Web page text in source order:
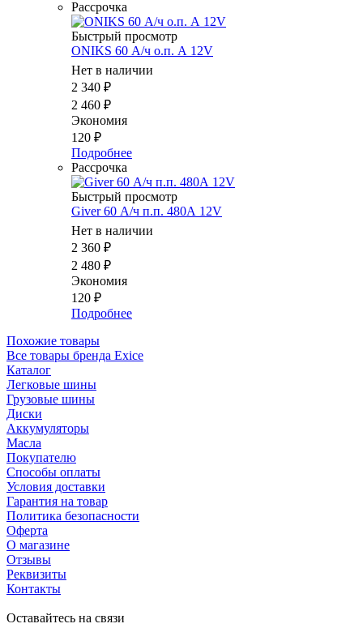
Рассрочка
Быстрый просмотр
ONIKS 60 А/ч о.п. А 12V
Нет в наличии
2 340 ₽
2 460 ₽
Экономия
120 ₽
Подробнее
Рассрочка
Быстрый просмотр
Giver 60 А/ч п.п. 480А 12V
Нет в наличии
2 360 ₽
2 480 ₽
Экономия
120 ₽
Подробнее
Похожие товары
Все товары бренда Exice
Каталог
Легковые шины
Грузовые шины
Диски
Аккумуляторы
Масла
Покупателю
Способы оплаты
Условия доставки
Гарантия на товар
Политика безопасности
Оферта
О магазине
Отзывы
Реквизиты
Контакты
Оставайтесь на связи